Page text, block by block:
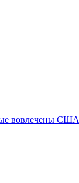
вовлечены США